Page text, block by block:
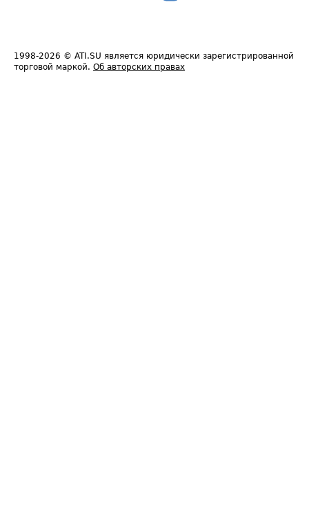
1998-2026 © ATI.SU является юридически зарегистрированной
торговой маркой. Об авторских правах